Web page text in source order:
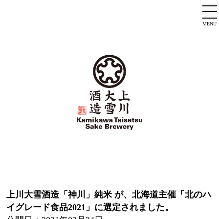
MENU
上川大雪酒造「神川」純米 が、北海道主催「北のハ
イグレード食品2021」に選定されました。